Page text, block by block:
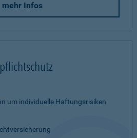
mehr Infos
um individuelle Haftungsrisiken